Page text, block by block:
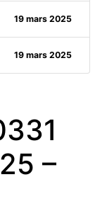
19 mars 2025
19 mars 2025
–